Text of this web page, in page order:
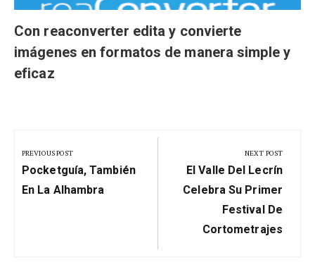
Con reaconverter edita y convierte
imágenes en formatos de manera simple y
eficaz
de
entradas
PREVIOUS POST
Previous
Post:
Pocketguía, También
En La Alhambra
NEXT POST
Next
Post:
El Valle Del Lecrín
Celebra Su Primer
Festival De
Cortometrajes